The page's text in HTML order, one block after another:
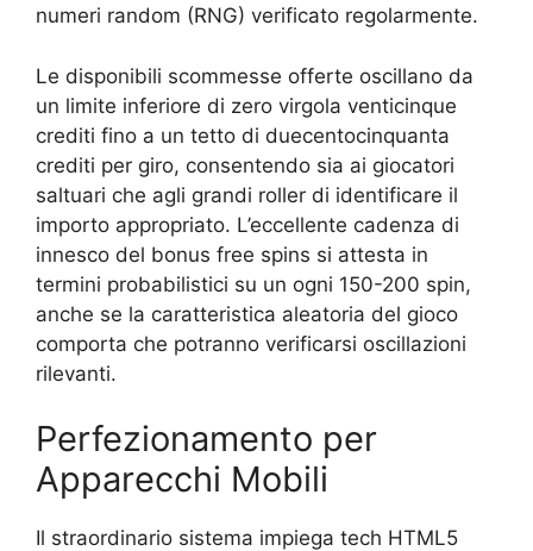
numeri random (RNG) verificato regolarmente.
Le disponibili scommesse offerte oscillano da
un limite inferiore di zero virgola venticinque
crediti fino a un tetto di duecentocinquanta
crediti per giro, consentendo sia ai giocatori
saltuari che agli grandi roller di identificare il
importo appropriato. L’eccellente cadenza di
innesco del bonus free spins si attesta in
termini probabilistici su un ogni 150-200 spin,
anche se la caratteristica aleatoria del gioco
comporta che potranno verificarsi oscillazioni
rilevanti.
Perfezionamento per
Apparecchi Mobili
Il straordinario sistema impiega tech HTML5